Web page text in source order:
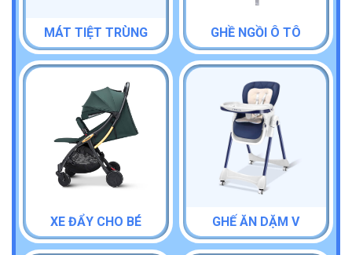
MÁT TIỆT TRÙNG GHỀ NGỒI Ô TÔ
XE ĐẨY CHO BÉ GHẾ ĂN DẶM V